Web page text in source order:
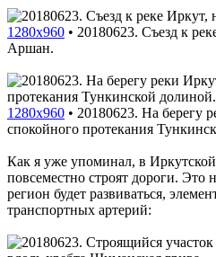
1280x960 • 20180623. Съезд к
Аршан.
1280x960 • 20180623. На берегу
спокойного протекания
Как я уже упоминал, в
повсеместно строят дороги. Это
регион будет развиваться,
транспортных артерий: